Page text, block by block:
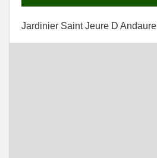
Jardinier Saint Jeure D Andaure